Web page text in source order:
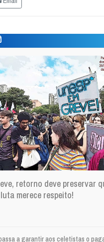
retorno deve preservar
merece respeito!
a garantir aos celetistas o